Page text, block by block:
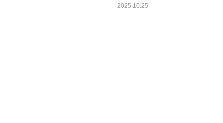
2025.10.25